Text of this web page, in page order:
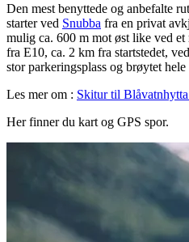
Den mest benyttede og anbefalte
starter ved Snubba fra en privat
mulig ca. 600 m mot øst like ved
fra E10, ca. 2 km fra startstedet,
stor parkeringsplass og brøytet
Les mer om : Skitur til
Her finner du kart og GPS spor.